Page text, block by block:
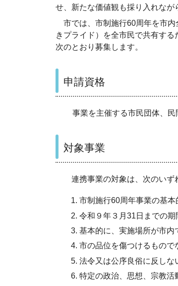
せ、新たな価値観も採り入れなが
市では、市制施行60周年を市内
きプライド）を全市民で共有す
次のとおり募集します。
申請資格
事業を主催する市民団体、民
対象事業
連携事業の対象は、次のいず
市制施行60周年事業の基
令和９年３月31日までの
基本的に、実施場所が市
市の品位を傷つけるもので
法令又は公序良俗に反しな
特定の政治、思想、宗教活